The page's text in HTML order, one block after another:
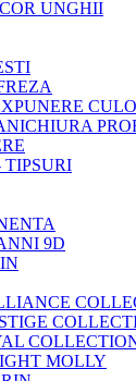
UNGHII
9D
MOLLY